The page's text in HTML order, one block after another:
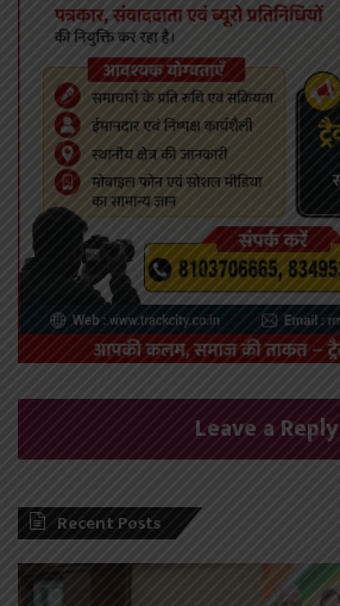
Leave a Reply
Recent Posts